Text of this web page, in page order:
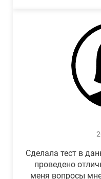
Сделала тест в
проведено
меня вопросы